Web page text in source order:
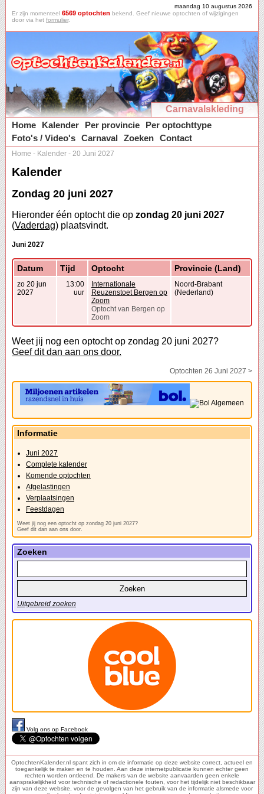
maandag 10 augustus 2026
Er zijn momenteel 6569 optochten bekend. Geef nieuwe optochten of wijzigingen
door via het formulier.
Carnavalskleding
Home
Kalender Per provincie
Per optochttype
Foto's / Video's Carnaval Zoeken Contact
Home - Kalender - 20 Juni 2027
Kalender
Zondag 20 juni 2027
Hieronder één optocht die op zondag 20 juni 2027
(Vaderdag) plaatsvindt.
Juni 2027
Datum Tijd Optocht Provincie (Land)
zo 20 jun
2027
13:00
uur
Internationale
Reuzenstoet Bergen op
Zoom
Optocht van Bergen op
Zoom
Noord-Brabant
(Nederland)
Weet jij nog een optocht op zondag 20 juni 2027?
Geef dit dan aan ons door.
Optochten 26 Juni 2027 >
Informatie
Juni 2027
Complete kalender
Komende optochten
Afgelastingen
Verplaatsingen
Feestdagen
Weet jij nog een optocht op zondag 20 juni 2027?
Geef dit dan aan ons door.
Zoeken
Uitgebreid zoeken
Volg ons op Facebook
OptochtenKalender.nl spant zich in om de informatie op deze website correct, actueel en
toegankelijk te maken en te houden. Aan deze internetpublicatie kunnen echter geen
rechten worden ontleend. De makers van de website aanvaarden geen enkele
aansprakelijkheid voor technische of redactionele fouten, voor het tijdelijk niet beschikbaar
zijn van deze website, voor de gevolgen van het gebruik van de informatie alsmede voor